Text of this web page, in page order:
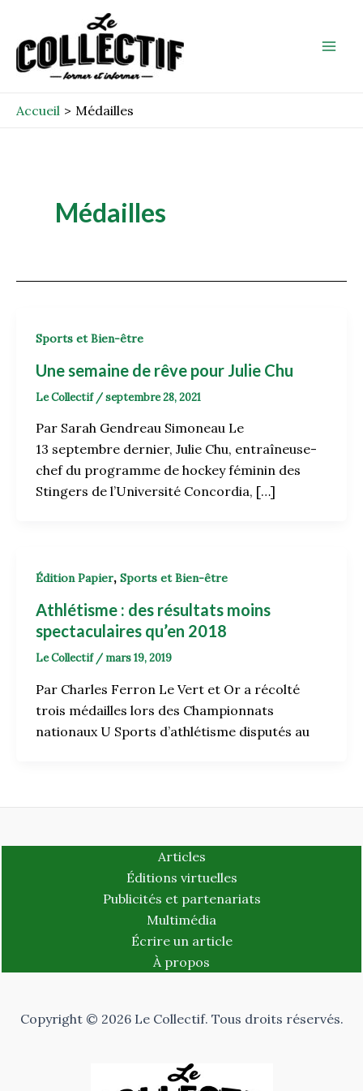
contenu
Accueil Médailles
Médailles
Sports et Bien-être
Une semaine de rêve pour Julie Chu
Le Collectif /septembre 28, 2021
Par Sarah Gendreau Simoneau Le
13 septembre dernier, Julie Chu, entraîneuse-
chef du programme de hockey féminin des
Stingers de l’Université Concordia, […]
Édition Papier, Sports et Bien-être
Athlétisme : des résultats moins
spectaculaires qu’en 2018
Le Collectif / mars 19, 2019
Par Charles Ferron Le Vert et Or a récolté
trois médailles lors des Championnats
nationaux U Sports d’athlétisme disputés au
Articles
Éditions virtuelles
Publicités et partenariats
Multimédia
Écrire un article
À propos
Copyright © 2026 Le Collectif. Tous droits réservés.